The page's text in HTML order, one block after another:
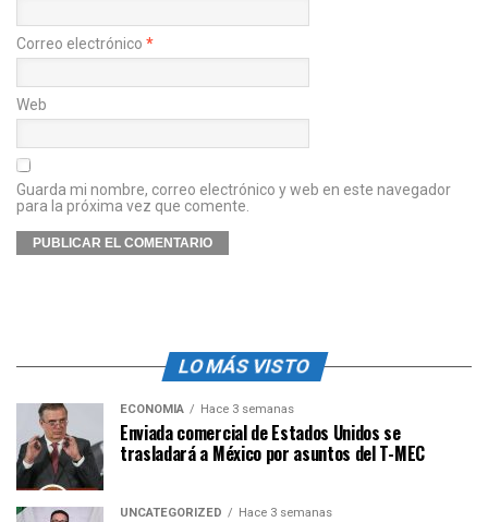
Correo electrónico *
Web
Guarda mi nombre, correo electrónico y web en este navegador
para la próxima vez que comente.
LO MÁS VISTO
ECONOMÍA Hace 3 semanas
Enviada comercial de Estados Unidos se
trasladará a México por asuntos del T-MEC
UNCATEGORIZED Hace 3 semanas